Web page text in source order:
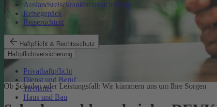
Auslandsreisekrankenversicherung
Reisegepäck
Reiserücktritt
Haftpflicht & Rechtsschutz
Haftpflichtversicherung
Privathaftpflicht
Dienst und Beruf
Tierhalter
Haus und Bau
Ob Schaden oder Leistungsfall: Wir kümmern uns um Ihre Sorgen